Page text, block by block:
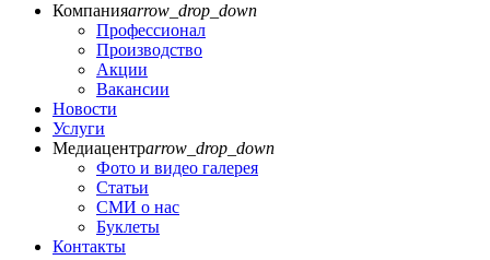
Компанияarrow_drop_down
Профессионал
Производство
Акции
Вакансии
Новости
Услуги
Медиацентрarrow_drop_down
Фото и видео галерея
Статьи
СМИ о нас
Буклеты
Контакты